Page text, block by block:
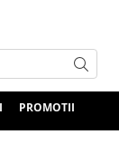
PROMOTII